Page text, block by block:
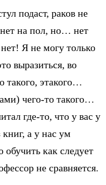
подаст, раков не
на пол, но… нет
Я не могу только
выразиться, во
такого, этакого…
чего-то такого…
где-то, что у вас у
а у нас ум
как следует
не сравняется.